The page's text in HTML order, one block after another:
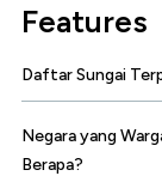
Features
Daftar Sungai
Negara yang
Berapa?